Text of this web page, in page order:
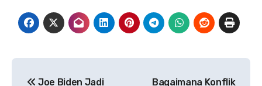
Joe Biden Jadi
Bagaimana Konflik